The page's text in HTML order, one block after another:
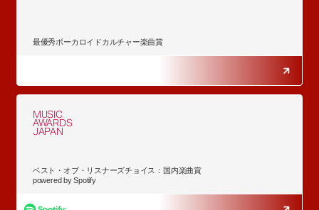
最優秀ボーカロイドカルチャー楽曲賞
MUSIC
AWARDS
JAPAN
ベスト・オブ・リスナーズチョイス：国内楽曲賞
powered by Spotify